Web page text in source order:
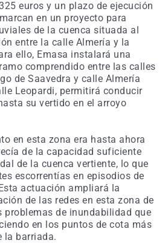
euros y un plazo de ejecución
en un proyecto para
de la cuenca situada al
entre la calle Almería y la
ello, Emasa instalará una
comprendido entre las calles
de Saavedra y calle Almería
Leopardi, permitirá conducir
su vertido en el arroyo
en esta zona era hasta ahora
de la capacidad suficiente
de la cuenca vertiente, lo que
escorrentías en episodios de
actuación ampliará la
de las redes en esta zona de
problemas de inundabilidad que
en los puntos de cota más
la barriada.